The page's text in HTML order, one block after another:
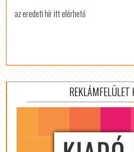
az eredeti hír itt elérhető
REKLÁMFELÜLET